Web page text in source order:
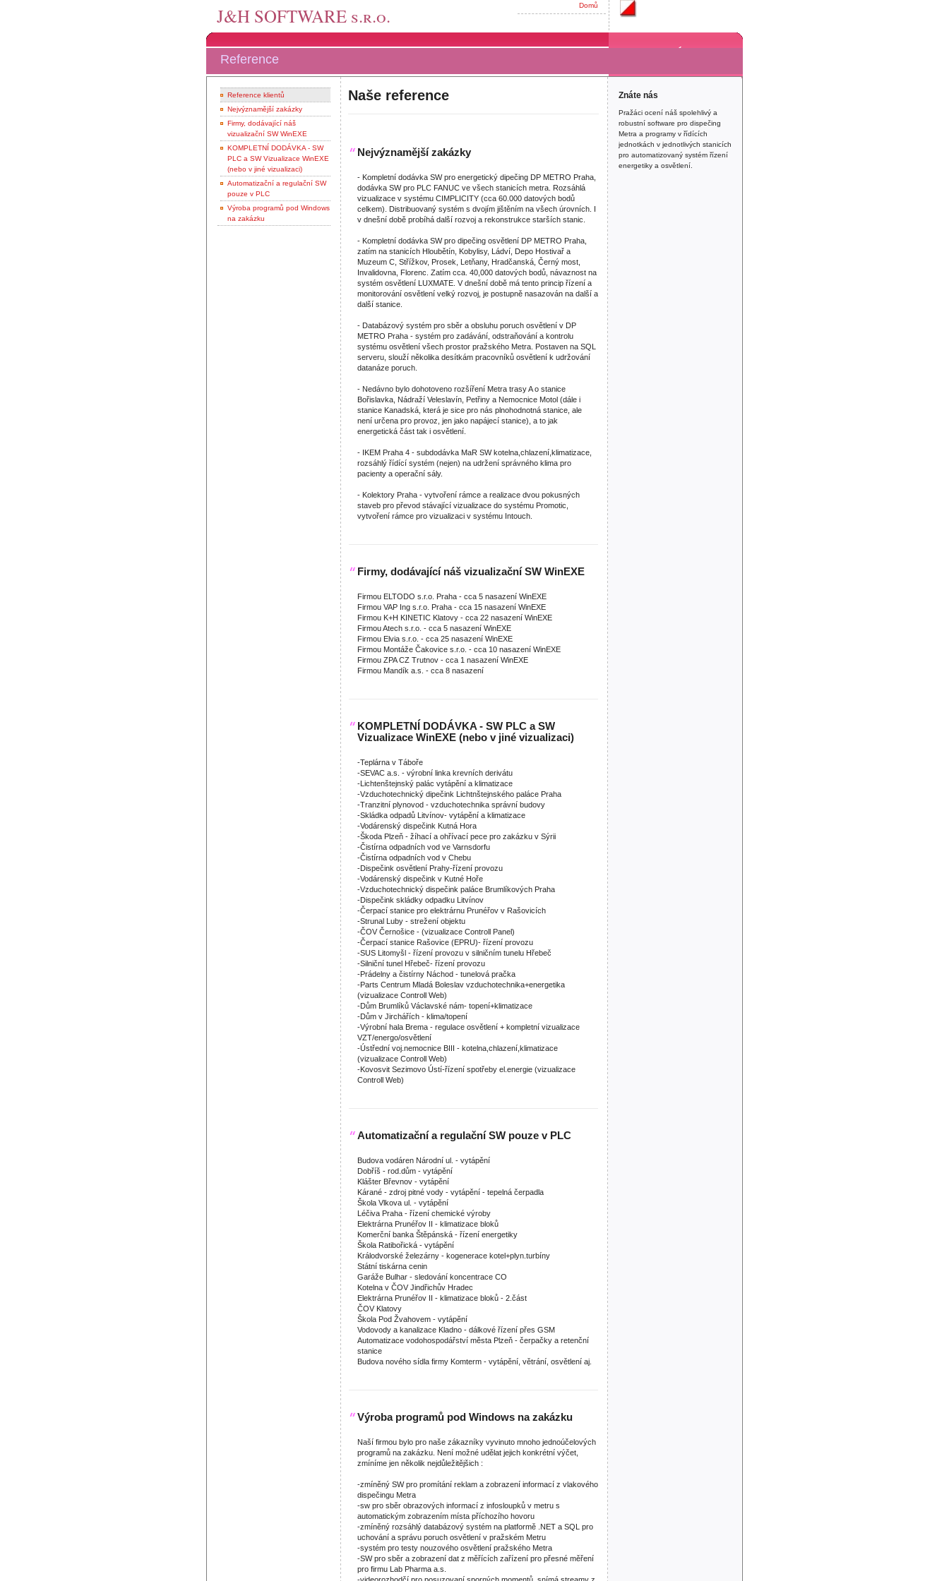
J&H SOFTWARE s.r.o. Domů
Reference
Reference klientů
Nejvýznamější zakázky
Firmy, dodávající náš
vizualizační SW WinEXE
KOMPLETNÍ DODÁVKA - SW
PLC a SW Vizualizace WinEXE
(nebo v jiné vizualizaci)
Automatizační a regulační SW
pouze v PLC
Výroba programů pod Windows
na zakázku
Naše reference
Nejvýznamější zakázky
- Kompletní dodávka SW pro energetický dipečing DP METRO Praha,
dodávka SW pro PLC FANUC ve všech stanicích metra. Rozsáhlá
vizualizace v systému CIMPLICITY (cca 60.000 datových bodů
celkem). Distribuovaný systém s dvojím jištěním na všech úrovních. I
v dnešní době probíhá další rozvoj a rekonstrukce starších stanic.
- Kompletní dodávka SW pro dipečing osvětlení DP METRO Praha,
zatím na stanicích Hloubětín, Kobylisy, Ládví, Depo Hostivař a
Muzeum C, Střížkov, Prosek, Letňany, Hradčanská, Černý most,
Invalidovna, Florenc. Zatím cca. 40,000 datových bodů, návaznost na
systém osvětlení LUXMATE. V dnešní době má tento princip řízení a
monitorování osvětlení velký rozvoj, je postupně nasazován na další a
další stanice.
- Databázový systém pro sběr a obsluhu poruch osvětlení v DP
METRO Praha - systém pro zadávání, odstraňování a kontrolu
systému osvětlení všech prostor pražského Metra. Postaven na SQL
serveru, slouží několika desítkám pracovníků osvětlení k udržování
datanáze poruch.
- Nedávno bylo dohotoveno rozšíření Metra trasy A o stanice
Bořislavka, Nádraží Veleslavín, Petřiny a Nemocnice Motol (dále i
stanice Kanadská, která je sice pro nás plnohodnotná stanice, ale
není určena pro provoz, jen jako napájecí stanice), a to jak
energetická část tak i osvětlení.
- IKEM Praha 4 - subdodávka MaR SW kotelna,chlazení,klimatizace,
rozsáhlý řídící systém (nejen) na udržení správného klima pro
pacienty a operační sály.
- Kolektory Praha - vytvoření rámce a realizace dvou pokusných
staveb pro převod stávající vizualizace do systému Promotic,
vytvoření rámce pro vizualizaci v systému Intouch.
Firmy, dodávající náš vizualizační SW WinEXE
Firmou ELTODO s.r.o. Praha - cca 5 nasazení WinEXE
Firmou VAP Ing s.r.o. Praha - cca 15 nasazení WinEXE
Firmou K+H KINETIC Klatovy - cca 22 nasazení WinEXE
Firmou Atech s.r.o. - cca 5 nasazení WinEXE
Firmou Elvia s.r.o. - cca 25 nasazení WinEXE
Firmou Montáže Čakovice s.r.o. - cca 10 nasazení WinEXE
Firmou ZPA CZ Trutnov - cca 1 nasazení WinEXE
Firmou Mandík a.s. - cca 8 nasazení
KOMPLETNÍ DODÁVKA - SW PLC a SW
Vizualizace WinEXE (nebo v jiné vizualizaci)
-Teplárna v Táboře
-SEVAC a.s. - výrobní linka krevních derivátu
-Lichtenštejnský palác vytápění a klimatizace
-Vzduchotechnický dipečink Lichtnštejnského paláce Praha
-Tranzitní plynovod - vzduchotechnika správní budovy
-Skládka odpadů Litvínov- vytápění a klimatizace
-Vodárenský dispečink Kutná Hora
-Škoda Plzeň - žíhací a ohřívací pece pro zakázku v Sýrii
-Čistírna odpadních vod ve Varnsdorfu
-Čistírna odpadních vod v Chebu
-Dispečink osvětlení Prahy-řízení provozu
-Vodárenský dispečink v Kutné Hoře
-Vzduchotechnický dispečink paláce Brumlíkových Praha
-Dispečink skládky odpadku Litvínov
-Čerpací stanice pro elektrárnu Prunéřov v Rašovicích
-Strunal Luby - strežení objektu
-ČOV Černošice - (vizualizace Controll Panel)
-Čerpací stanice Rašovice (EPRU)- řízení provozu
-SUS Litomyšl - řízení provozu v silničním tunelu Hřebeč
-Silniční tunel Hřebeč- řízení provozu
-Prádelny a čistírny Náchod - tunelová pračka
-Parts Centrum Mladá Boleslav vzduchotechnika+energetika
(vizualizace Controll Web)
-Dům Brumlíků Václavské nám- topení+klimatizace
-Dům v Jirchářích - klima/topení
-Výrobní hala Brema - regulace osvětlení + kompletní vizualizace
VZT/energo/osvětlení
-Ústřední voj.nemocnice BIII - kotelna,chlazení,klimatizace
(vizualizace Controll Web)
-Kovosvit Sezimovo Ústí-řízení spotřeby el.energie (vizualizace
Controll Web)
Automatizační a regulační SW pouze v PLC
Budova vodáren Národní ul. - vytápění
Dobříš - rod.dům - vytápění
Klášter Břevnov - vytápění
Kárané - zdroj pitné vody - vytápění - tepelná čerpadla
Škola Vlkova ul. - vytápění
Léčiva Praha - řízení chemické výroby
Elektrárna Prunéřov II - klimatizace bloků
Komerční banka Štěpánská - řízení energetiky
Škola Ratibořická - vytápění
Králodvorské železárny - kogenerace kotel+plyn.turbíny
Státní tiskárna cenin
Garáže Bulhar - sledování koncentrace CO
Kotelna v ČOV Jindřichův Hradec
Elektrárna Prunéřov II - klimatizace bloků - 2.část
ČOV Klatovy
Škola Pod Žvahovem - vytápění
Vodovody a kanalizace Kladno - dálkové řízení přes GSM
Automatizace vodohospodářství města Plzeň - čerpačky a retenční
stanice
Budova nového sídla firmy Komterm - vytápění, větrání, osvětlení aj.
Výroba programů pod Windows na zakázku
Naší firmou bylo pro naše zákazníky vyvinuto mnoho jednoúčelových
programů na zakázku. Není možné udělat jejich konkrétní výčet,
zmíníme jen několik nejdůležitějšich :
-zmíněný SW pro promítání reklam a zobrazení informací z vlakového
dispečingu Metra
-sw pro sběr obrazových informací z infosloupků v metru s
automatickým zobrazením místa příchozího hovoru
-zmíněný rozsáhlý databázový systém na platformě .NET a SQL pro
uchování a správu poruch osvětlení v pražském Metru
-systém pro testy nouzového osvětlení pražského Metra
-SW pro sběr a zobrazení dat z měřících zařízení pro přesné měření
pro firmu Lab Pharma a.s.
-videorozhodčí pro posuzovaní sporných momentů, snímá streamy z
Znáte nás
Pražáci ocení náš spolehlivý a
robustní software pro dispečing
Metra a programy v řídících
jednotkách v jednotlivých stanicích
pro automatizovaný systém řízení
energetiky a osvětlení.